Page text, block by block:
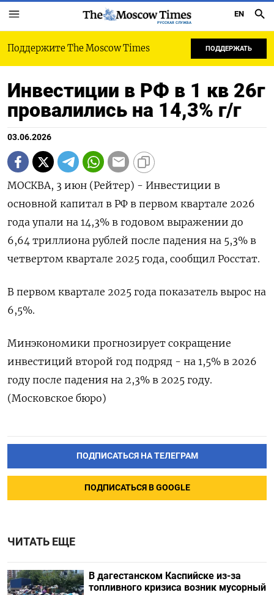
РУССКАЯ СЛУЖБА
EN
Поддержите The Moscow Times ПОДДЕРЖАТЬ
Инвестиции в РФ в 1 кв 26г
провалились на 14,3% г/г
03.06.2026
МОСКВА, 3 июн (Рейтер) - Инвестиции в
основной ‌капитал в РФ в первом ​квартале ​2026
года ​упали ⁠на ‌14,3% в ‌годовом выражении до
6,64 триллиона ​рублей ‌после падения ​на 5,3% в
четвертом ‌квартале 2025 года, сообщил Росстат.
В ​первом ​квартале ‌2025 года ​показатель вырос на
6,5%.
Минэкономики прогнозирует сокращение
инвестиций второй год подряд - ​на ⁠1,5% в 2026
году ‌после падения ‌на 2,3% ​в 2025 ‌году.
(Московское бюро)
ПОДПИСАТЬСЯ НА ТЕЛЕГРАМ
ПОДПИСАТЬСЯ В GOOGLE
ЧИТАТЬ ЕЩЕ
В дагестанском Каспийске из-за
топливного кризиса возник мусорный